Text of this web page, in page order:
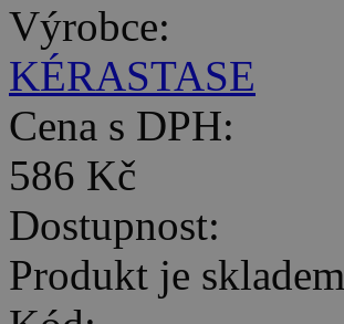
Výrobce:
KÉRASTASE
Cena s DPH:
586 Kč
Dostupnost:
Produkt je skladem